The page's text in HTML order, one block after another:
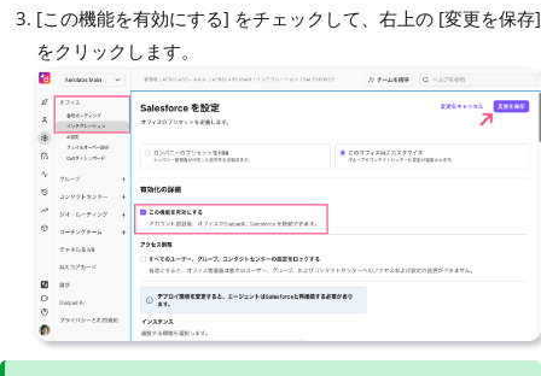
[この機能を有効にする] をチェックして、右上の [変更を保存]
をクリックします。